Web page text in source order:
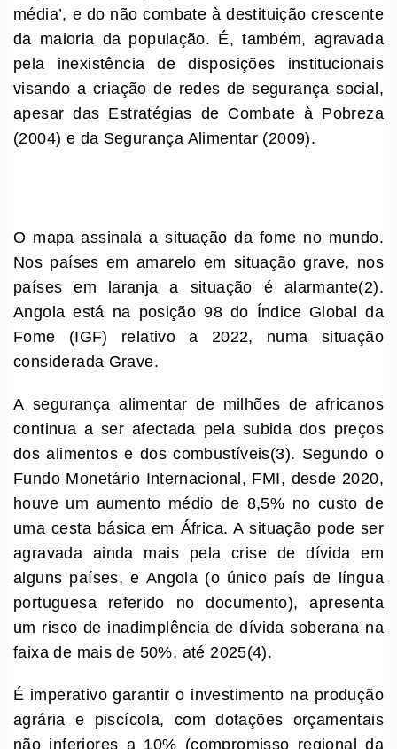
média’, e do não combate à destituição crescente
da maioria da população. É, também, agravada
pela inexistência de disposições institucionais
visando a criação de redes de segurança social,
apesar das Estratégias de Combate à Pobreza
(2004) e da Segurança Alimentar (2009).
O mapa assinala a situação da fome no mundo.
Nos países em amarelo em situação grave, nos
países em laranja a situação é alarmante(2).
Angola está na posição 98 do Índice Global da
Fome (IGF) relativo a 2022, numa situação
considerada Grave.
A segurança alimentar de milhões de africanos
continua a ser afectada pela subida dos preços
dos alimentos e dos combustíveis(3). Segundo o
Fundo Monetário Internacional, FMI, desde 2020,
houve um aumento médio de 8,5% no custo de
uma cesta básica em África. A situação pode ser
agravada ainda mais pela crise de dívida em
alguns países, e Angola (o único país de língua
portuguesa referido no documento), apresenta
um risco de inadimplência de dívida soberana na
faixa de mais de 50%, até 2025(4).
É imperativo garantir o investimento na produção
agrária e piscícola, com dotações orçamentais
não inferiores a 10% (compromisso regional da